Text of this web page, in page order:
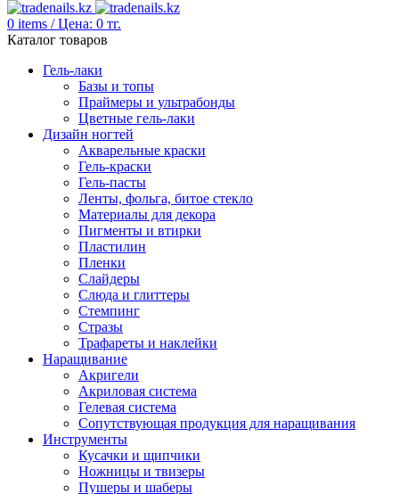
0 items / Цена: 0 тг.
Каталог товаров
Гель-лаки
Базы и топы
Праймеры и ультрабонды
Цветные гель-лаки
Дизайн ногтей
Акварельные краски
Гель-краски
Гель-пасты
Ленты, фольга, битое стекло
Материалы для декора
Пигменты и втирки
Пластилин
Пленки
Слайдеры
Слюда и глиттеры
Стемпинг
Стразы
Трафареты и наклейки
Наращивание
Акригели
Акриловая система
Гелевая система
Сопутствующая продукция для наращивания
Инструменты
Кусачки и щипчики
Ножницы и твизеры
Пушеры и шаберы